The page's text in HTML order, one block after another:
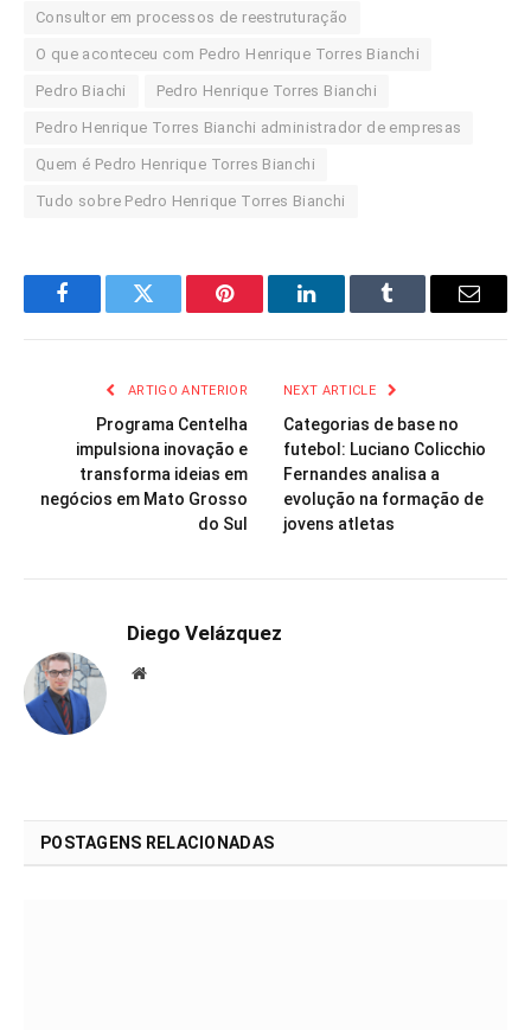
Consultor em processos de reestruturação
O que aconteceu com Pedro Henrique Torres Bianchi
Pedro Biachi Pedro Henrique Torres Bianchi
Pedro Henrique Torres Bianchi administrador de empresas
Quem é Pedro Henrique Torres Bianchi
Tudo sobre Pedro Henrique Torres Bianchi
FacebookTwitter Pinterest LinkedInTumblr Email
ARTIGO ANTERIOR
Programa Centelha
impulsiona inovação e
transforma ideias em
negócios em Mato Grosso
do Sul
NEXT ARTICLE
Categorias de base no
futebol: Luciano Colicchio
Fernandes analisa a
evolução na formação de
jovens atletas
Diego Velázquez
Website
POSTAGENS RELACIONADAS